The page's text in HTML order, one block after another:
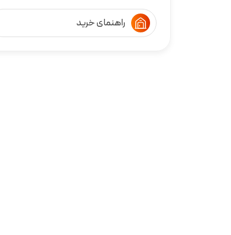
راهنمای خرید